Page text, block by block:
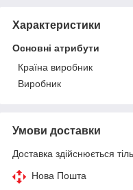
Характеристики
Основні атрибути
Країна виробник
Виробник
Умови доставки
Доставка здійснюється
Нова Пошта